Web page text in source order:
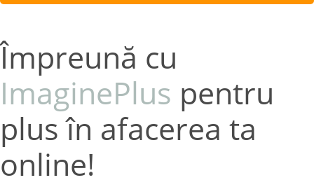
Împreună cu
ImaginePlus pentru
plus în afacerea ta
online!